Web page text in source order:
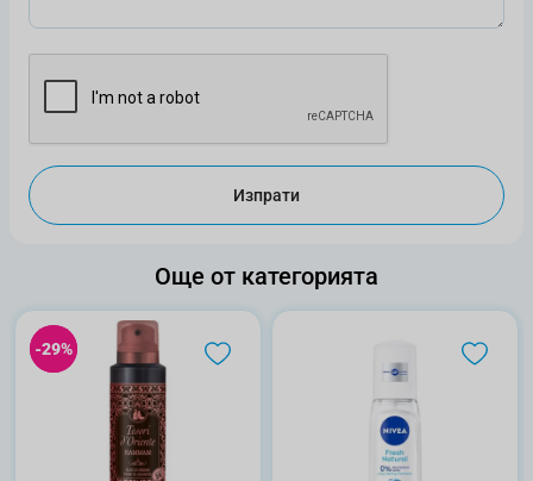
Изпрати
Още от категорията
-29%
-29%